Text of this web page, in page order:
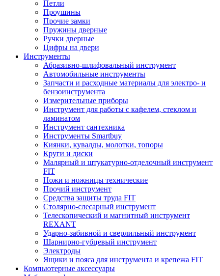
Петли
Проушины
Прочие замки
Пружины дверные
Ручки дверные
Цифры на двери
Инструменты
Абразивно-шлифовальный инструмент
Автомобильные инструменты
Запчасти и расходные материалы для электро- и
бензоинструмента
Измерительные приборы
Инструмент для работы с кафелем, стеклом и
ламинатом
Инструмент сантехника
Инструменты Smartbuy
Киянки, кувалды, молотки, топоры
Круги и диски
Малярный и штукатурно-отделочный инструмент
FIT
Ножи и ножницы технические
Прочий инструмент
Средства защиты труда FIT
Столярно-слесарный инструмент
Телескопический и магнитный инструмент
REXANT
Ударно-забивной и сверлильный инструмент
Шарнирно-губцевый инструмент
Электроды
Ящики и пояса для инструмента и крепежа FIT
Компьютерные аксессуары